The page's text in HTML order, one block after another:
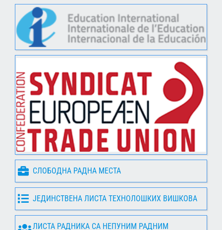
СЛОБОДНА РАДНА МЕСТА
ЈЕДИНСТВЕНА ЛИСТА ТЕХНОЛОШКИХ ВИШКОВА
ЛИСТА РАДНИКА СА НЕПУНИМ РАДНИМ